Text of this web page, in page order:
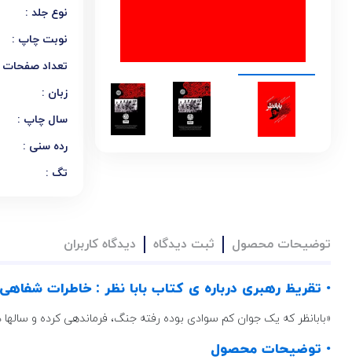
نوع جلد :
نوبت چاپ :
تعداد صفحات
زبان :
سال چاپ :
رده سنی :
تگ :
توضیحات محصول ثبت دیدگاه دیدگاه کاربران
• تقریظ رهبری درباره ی کتاب بابا نظر : خاطرات
«بابانظر که یک جوان کم سوادی بوده رفته جنگ، فرماندهی کرده و
• توضیحات محصول